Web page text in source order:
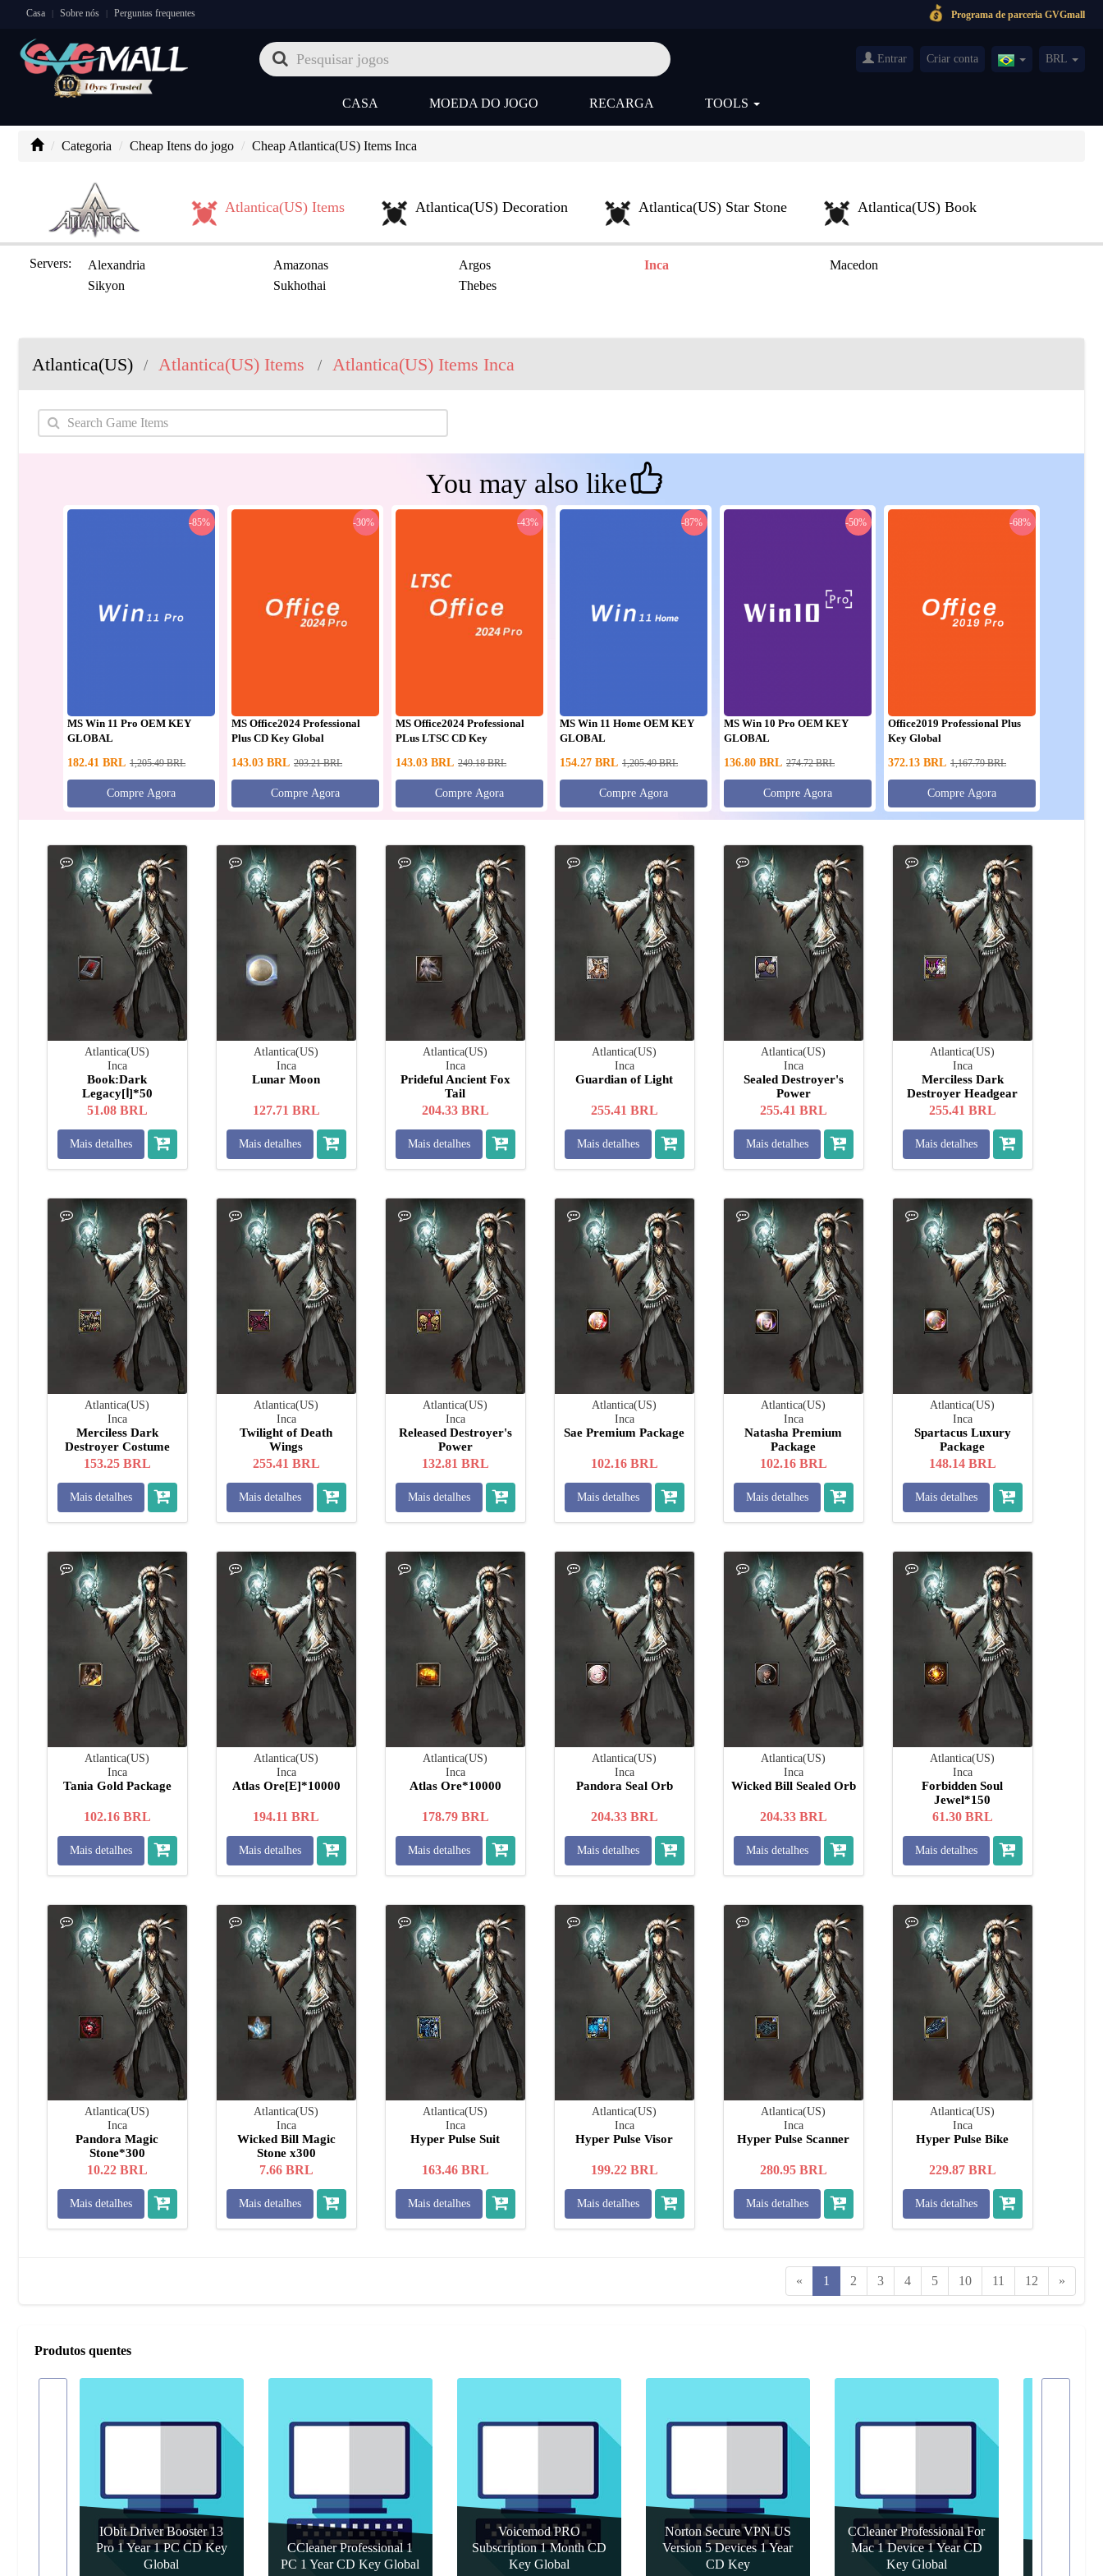
Casa | Sobre nós | Perguntas frequentes Programa de parceria GVGmall
Entrar Criar conta Brazil(Português)
BRL
CASA MOEDA DO JOGO RECARGA TOOLS
Categoria Cheap Itens do jogo Cheap Atlantica(US) Items Inca
Atlantica(US) Items Atlantica(US) Decoration Atlantica(US) Star Stone Atlantica(US) Book
Servers: Alexandria Amazonas Argos Inca
Macedon
Sikyon
Sukhothai Thebes
Atlantica(US) / Atlantica(US) Items / Atlantica(US) Items Inca
You may also like
-85%
MS Win 11 Pro OEM KEY
GLOBAL
182.41 BRL 1,205.49 BRL
Compre Agora
-30%
MS Office2024 Professional
Plus CD Key Global
143.03 BRL 203.21 BRL
Compre Agora
-43%
MS Office2024 Professional
PLus LTSC CD Key
143.03 BRL 249.18 BRL
Compre Agora
-87%
MS Win 11 Home OEM KEY
GLOBAL
154.27 BRL 1,205.49 BRL
Compre Agora
-50%
MS Win 10 Pro OEM KEY
GLOBAL
136.80 BRL 274.72 BRL
Compre Agora
-68%
Office2019 Professional Plus
Key Global
372.13 BRL 1,167.79 BRL
Compre Agora
Atlantica(US)
Inca
Book:Dark
Legacy[Ⅰ]*50
51.08 BRL
Mais detalhes
Atlantica(US)
Inca
Lunar Moon
127.71 BRL
Mais detalhes
Atlantica(US)
Inca
Prideful Ancient Fox
Tail
204.33 BRL
Mais detalhes
Atlantica(US)
Inca
Guardian of Light
255.41 BRL
Mais detalhes
Atlantica(US)
Inca
Sealed Destroyer's
Power
255.41 BRL
Mais detalhes
Atlantica(US)
Inca
Merciless Dark
Destroyer Headgear
255.41 BRL
Mais detalhes
Atlantica(US)
Inca
Merciless Dark
Destroyer Costume
153.25 BRL
Mais detalhes
Atlantica(US)
Inca
Twilight of Death
Wings
255.41 BRL
Mais detalhes
Atlantica(US)
Inca
Released Destroyer's
Power
132.81 BRL
Mais detalhes
Atlantica(US)
Inca
Sae Premium Package
102.16 BRL
Mais detalhes
Atlantica(US)
Inca
Natasha Premium
Package
102.16 BRL
Mais detalhes
Atlantica(US)
Inca
Spartacus Luxury
Package
148.14 BRL
Mais detalhes
Atlantica(US)
Inca
Tania Gold Package
102.16 BRL
Mais detalhes
Atlantica(US)
Inca
Atlas Ore[E]*10000
194.11 BRL
Mais detalhes
Atlantica(US)
Inca
Atlas Ore*10000
178.79 BRL
Mais detalhes
Atlantica(US)
Inca
Pandora Seal Orb
204.33 BRL
Mais detalhes
Atlantica(US)
Inca
Wicked Bill Sealed Orb
204.33 BRL
Mais detalhes
Atlantica(US)
Inca
Forbidden Soul
Jewel*150
61.30 BRL
Mais detalhes
Atlantica(US)
Inca
Pandora Magic
Stone*300
10.22 BRL
Mais detalhes
Atlantica(US)
Inca
Wicked Bill Magic
Stone x300
7.66 BRL
Mais detalhes
Atlantica(US)
Inca
Hyper Pulse Suit
163.46 BRL
Mais detalhes
Atlantica(US)
Inca
Hyper Pulse Visor
199.22 BRL
Mais detalhes
Atlantica(US)
Inca
Hyper Pulse Scanner
280.95 BRL
Mais detalhes
Atlantica(US)
Inca
Hyper Pulse Bike
229.87 BRL
Mais detalhes
« 1 2 3 4 5 10 11 12 »
Produtos quentes
IObit Driver Booster 13
Pro 1 Year 1 PC CD Key
Global
CCleaner Professional 1
PC 1 Year CD Key Global
Voicemod PRO
Subscription 1 Month CD
Key Global
Norton Secure VPN US
Version 5 Devices 1 Year
CD Key
CCleaner Professional For
Mac 1 Device 1 Year CD
Key Global